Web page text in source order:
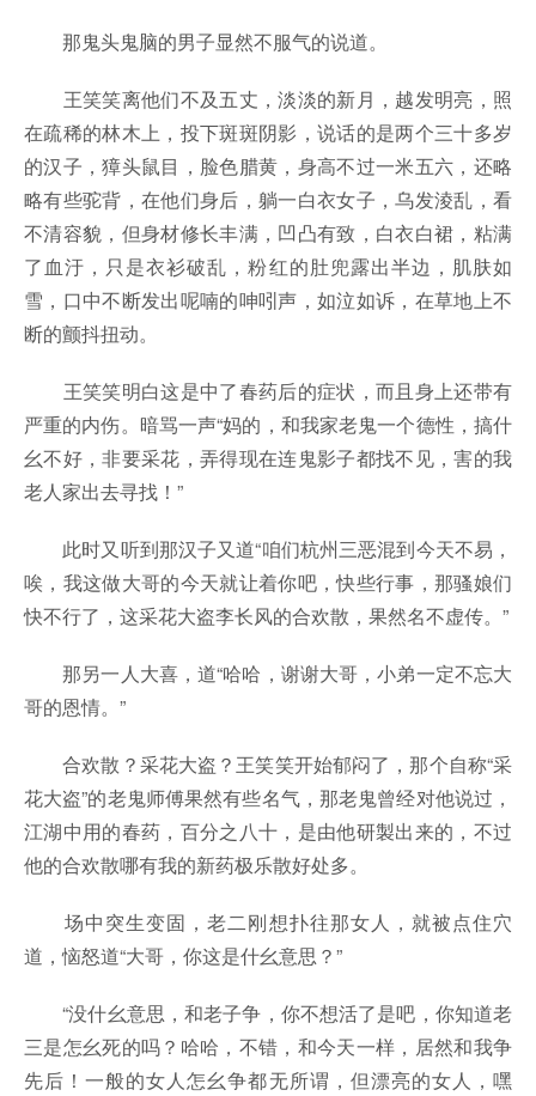
那鬼头鬼脑的男子显然不服气的说道。
王笑笑离他们不及五丈，淡淡的新月，越发明亮，照
在疏稀的林木上，投下斑斑阴影，说话的是两个三十多岁
的汉子，獐头鼠目，脸色腊黄，身高不过一米五六，还略
略有些驼背，在他们身后，躺一白衣女子，乌发淩乱，看
不清容貌，但身材修长丰满，凹凸有致，白衣白裙，粘满
了血汙，只是衣衫破乱，粉红的肚兜露出半边，肌肤如
雪，口中不断发出呢喃的呻吲声，如泣如诉，在草地上不
断的颤抖扭动。
王笑笑明白这是中了春药后的症状，而且身上还带有
严重的内伤。暗骂一声“妈的，和我家老鬼一个德性，搞什
幺不好，非要采花，弄得现在连鬼影子都找不见，害的我
老人家出去寻找！”
此时又听到那汉子又道“咱们杭州三恶混到今天不易，
唉，我这做大哥的今天就让着你吧，快些行事，那骚娘们
快不行了，这采花大盗李长风的合欢散，果然名不虚传。”
那另一人大喜，道“哈哈，谢谢大哥，小弟一定不忘大
哥的恩情。”
合欢散？采花大盗？王笑笑开始郁闷了，那个自称“采
花大盗”的老鬼师傅果然有些名气，那老鬼曾经对他说过，
江湖中用的春药，百分之八十，是由他研製出来的，不过
他的合欢散哪有我的新药极乐散好处多。
场中突生变固，老二刚想扑往那女人，就被点住穴
道，恼怒道“大哥，你这是什幺意思？”
“没什幺意思，和老子争，你不想活了是吧，你知道老
三是怎幺死的吗？哈哈，不错，和今天一样，居然和我争
先后！一般的女人怎幺争都无所谓，但漂亮的女人，嘿